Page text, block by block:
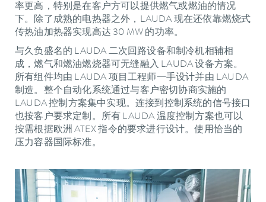
率更高，特别是在客户方可以提供燃气或燃油的情况
下。除了成熟的电热器之外，LAUDA 现在还依靠燃烧式
传热油加热器实现高达 30 MW 的功率。
与久负盛名的 LAUDA 二次回路设备和制冷机相辅相
成，燃气和燃油燃烧器可无缝融入 LAUDA 设备方案。
所有组件均由 LAUDA 项目工程师一手设计并由 LAUDA
制造。整个自动化系统通过与客户密切协商实施的
LAUDA 控制方案集中实现。连接到控制系统的信号接口
也按客户要求定制。所有 LAUDA 温度控制方案也可以
按需根据欧洲 ATEX 指令的要求进行设计。使用恰当的
压力容器国际标准。